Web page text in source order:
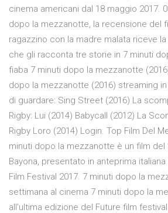
cinema americani dal 18 maggio 2017.
dopo la mezzanotte, la recensione del
ragazzino con la madre malata riceve
che gli racconta tre storie in 7 minuti
fiaba 7 minuti dopo la mezzanotte
dopo la mezzanotte (2016) streaming
di guardare: Sing Street (2016) La
Rigby: Lui (2014) Babycall (2012) La
Rigby Loro (2014) Login. Top Film Del
minuti dopo la mezzanotte è un film del
Bayona, presentato in anteprima
Film Festival 2017. 7 minuti dopo la
settimana al cinema 7 minuti dopo la
all'ultima edizione del Future film